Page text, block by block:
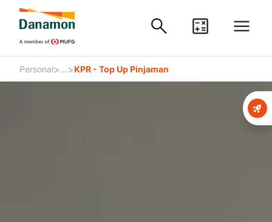
Personal>...>KPR - Top Up Pinjaman